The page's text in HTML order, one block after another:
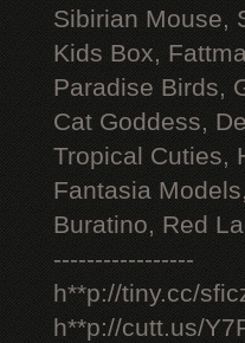
Sibirian Mouse,
Kids Box,
Paradise Birds,
Cat Goddess,
Tropical Cuties,
Fantasia
Buratino, Red
-----------------
h**p://tiny.cc/
h**p://cutt.us/